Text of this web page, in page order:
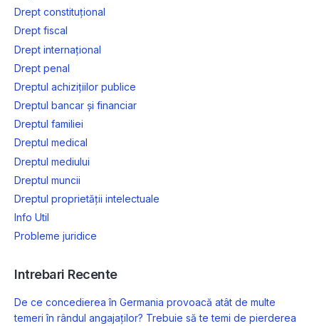
Drept constituțional
Drept fiscal
Drept internațional
Drept penal
Dreptul achizițiilor publice
Dreptul bancar și financiar
Dreptul familiei
Dreptul medical
Dreptul mediului
Dreptul muncii
Dreptul proprietății intelectuale
Info Util
Probleme juridice
Intrebari Recente
De ce concedierea în Germania provoacă atât de multe
temeri în rândul angajaților? Trebuie să te temi de pierderea